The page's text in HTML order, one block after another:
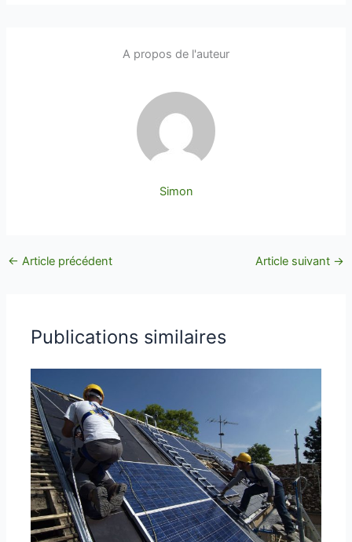
A propos de l'auteur
Simon
← Article précédent Article suivant →
Publications similaires